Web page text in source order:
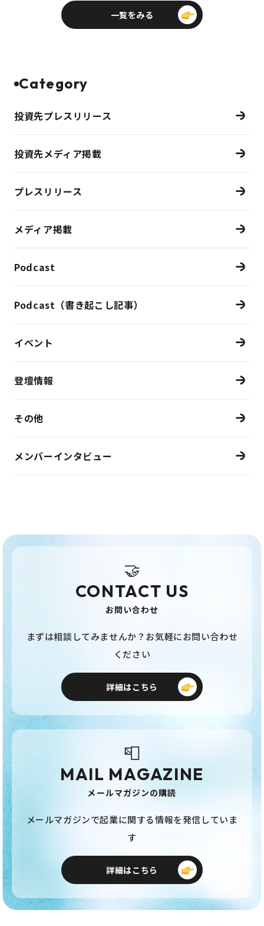
一覧をみる
Category
投資先プレスリリース
投資先メディア掲載
プレスリリース
メディア掲載
Podcast
Podcast（書き起こし記事）
イベント
登壇情報
その他
メンバーインタビュー
🤝
CONTACT US
お問い合わせ
まずは相談してみませんか？お気軽にお問い合わせ
ください
詳細はこちら
📮
MAIL MAGAZINE
メールマガジンの購読
メールマガジンで起業に関する情報を発信していま
す
詳細はこちら